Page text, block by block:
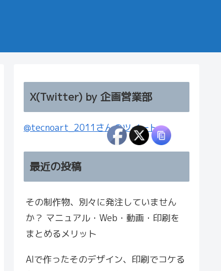
X(Twitter) by 企画営業部
@tecnoart_2011さんのツイート
最近の投稿
その制作物、別々に発注していません
か？ マニュアル・Web・動画・印刷を
まとめるメリット
AIで作ったそのデザイン、印刷でコケる